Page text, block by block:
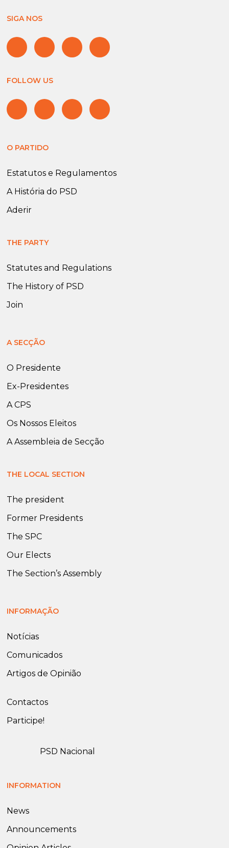
SIGA NOS
FOLLOW US
O PARTIDO
Estatutos e Regulamentos
A História do PSD
Aderir
THE PARTY
Statutes and Regulations
The History of PSD
Join
A SECÇÃO
O Presidente
Ex-Presidentes
A CPS
Os Nossos Eleitos
A Assembleia de Secção
THE LOCAL SECTION
The president
Former Presidents
The SPC
Our Elects
The Section’s Assembly
INFORMAÇÃO
Notícias
Comunicados
Artigos de Opinião
Contactos
Participe!
PSD Nacional
INFORMATION
News
Announcements